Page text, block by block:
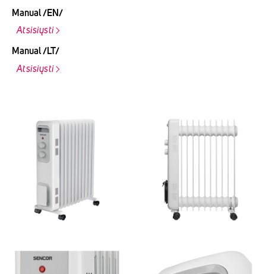
Manual /EN/
Atsisiųsti
Manual /LT/
Atsisiųsti